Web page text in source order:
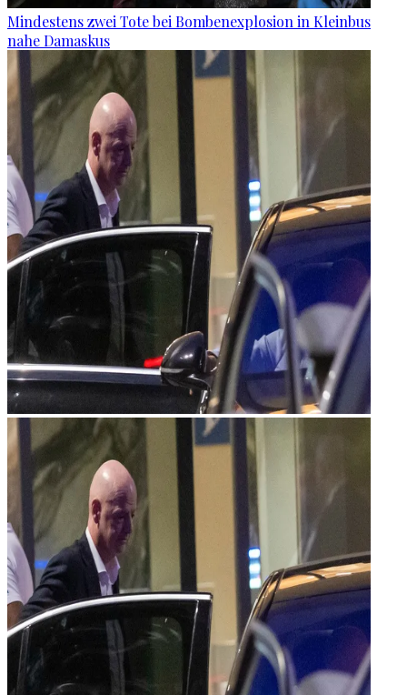
Mindestens zwei Tote bei Bombenexplosion in Kleinbus
nahe Damaskus